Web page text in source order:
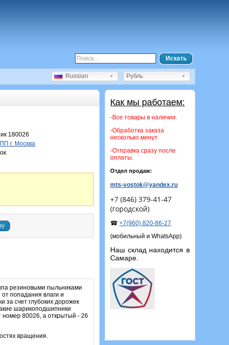
Искать
Рубль
Russian
Как мы работаем:
-Все товары в наличии.
-Обработка заказа
несколько минут.
-Отправка сразу после
оплаты.
Отдел продаж:
mts-vostok@yandex.ru
+7 (846) 379-41-47
(городской)
☎ +7(960) 820-86-27
(мобильный и WhatsApp)
Наш склад находится в
Самаре.
180026
г. Москва
резиновыми пыльниками
попадания влаги и
за счет глубоких дорожек
шарикоподшипники
80026, а открытый - 26
вращения.